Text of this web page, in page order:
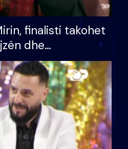
finalisti takohet
dhe
ndonjë letër